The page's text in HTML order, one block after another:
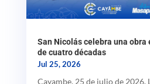
San Nicolás celebra una obra
de cuatro décadas
Jul 25, 2026
Cayambe, 25 de julio de 2026.